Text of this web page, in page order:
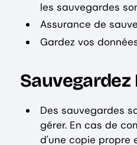
les sauvegardes
Assurance de
Gardez vos
Sauvegardez
Des sauvegardes
gérer. En cas de
d'une copie propre